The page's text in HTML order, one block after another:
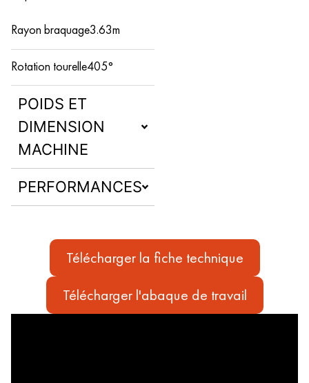
Rayon braquage3.63m
Rotation tourelle405°
POIDS ET
DIMENSION
MACHINE
PERFORMANCES
Télécharger la fiche technique
Télécharger l'abaque de travail